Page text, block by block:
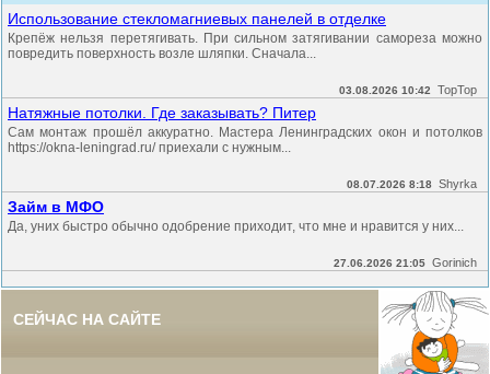
Использование стекломагниевых панелей в отделке
Крепёж нельзя перетягивать. При сильном затягивании самореза можно
повредить поверхность возле шляпки. Сначала...
03.08.2026 10:42 TopTop
Натяжные потолки. Где заказывать? Питер
Сам монтаж прошёл аккуратно. Мастера Ленинградских окон и потолков
https://okna-leningrad.ru/ приехали с нужным...
08.07.2026 8:18 Shyrka
Займ в МФО
Да, уних быстро обычно одобрение приходит, что мне и нравится у них...
27.06.2026 21:05 Gorinich
СЕЙЧАС НА САЙТЕ